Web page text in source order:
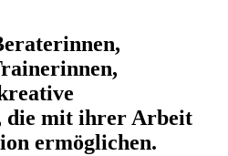
die mit ihrer Arbeit
ermöglichen.